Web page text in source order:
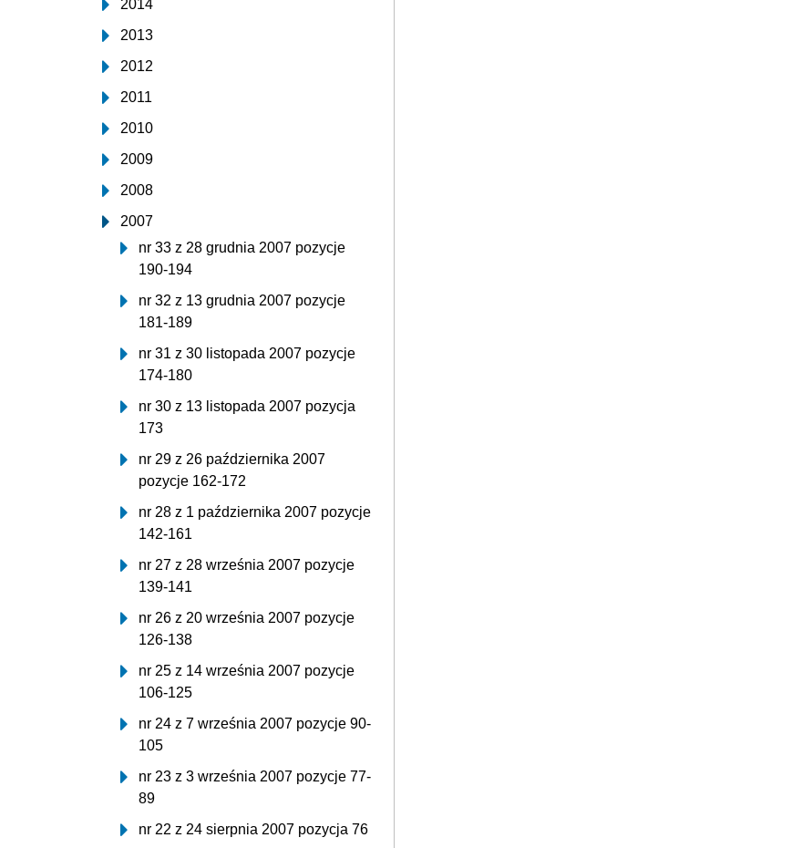
2014
2013
2012
2011
2010
2009
2008
2007
nr 33 z 28 grudnia 2007 pozycje
190-194
nr 32 z 13 grudnia 2007 pozycje
181-189
nr 31 z 30 listopada 2007 pozycje
174-180
nr 30 z 13 listopada 2007 pozycja
173
nr 29 z 26 października 2007
pozycje 162-172
nr 28 z 1 października 2007 pozycje
142-161
nr 27 z 28 września 2007 pozycje
139-141
nr 26 z 20 września 2007 pozycje
126-138
nr 25 z 14 września 2007 pozycje
106-125
nr 24 z 7 września 2007 pozycje 90-
105
nr 23 z 3 września 2007 pozycje 77-
89
nr 22 z 24 sierpnia 2007 pozycja 76